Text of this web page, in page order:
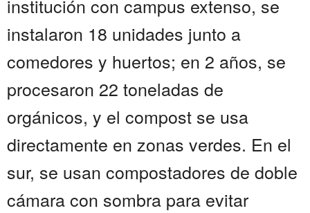
institución con campus extenso, se
instalaron 18 unidades junto a
comedores y huertos; en 2 años, se
procesaron 22 toneladas de
orgánicos, y el compost se usa
directamente en zonas verdes. En el
sur, se usan compostadores de doble
cámara con sombra para evitar